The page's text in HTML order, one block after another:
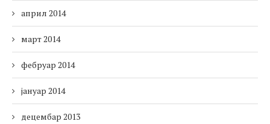
април 2014
март 2014
фебруар 2014
јануар 2014
децембар 2013